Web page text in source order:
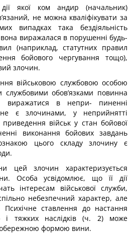
якої ком андир (начальник)
не можна кваліфікувати за
випадках така бездіяльність
виражалася в порушенні будь-
(наприклад, статутних правил
бойового чергування тощо),
злочин.
військовою службовою особою
службовими обов’язками повинна
виражатися в непри- пиненні
є злочинами, у неприйнятті
приведення військ у стан бойової
виконання бойових завдань
цього складу злочину є
цей злочин характеризується
Особа усвідомлює, що її дії
інтересам військової служби,
небезпечний характер, але
ставлення до настання
і тяжких наслідків (ч. 2) може
формою вини.